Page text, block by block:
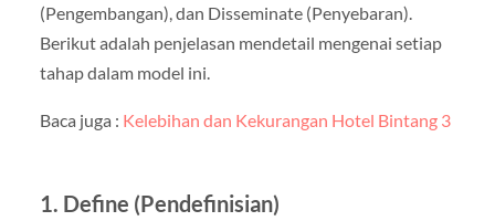
(Pengembangan), dan Disseminate (Penyebaran).
Berikut adalah penjelasan mendetail mengenai setiap
tahap dalam model ini.
Baca juga : Kelebihan dan Kekurangan Hotel Bintang 3
1. Define (Pendefinisian)